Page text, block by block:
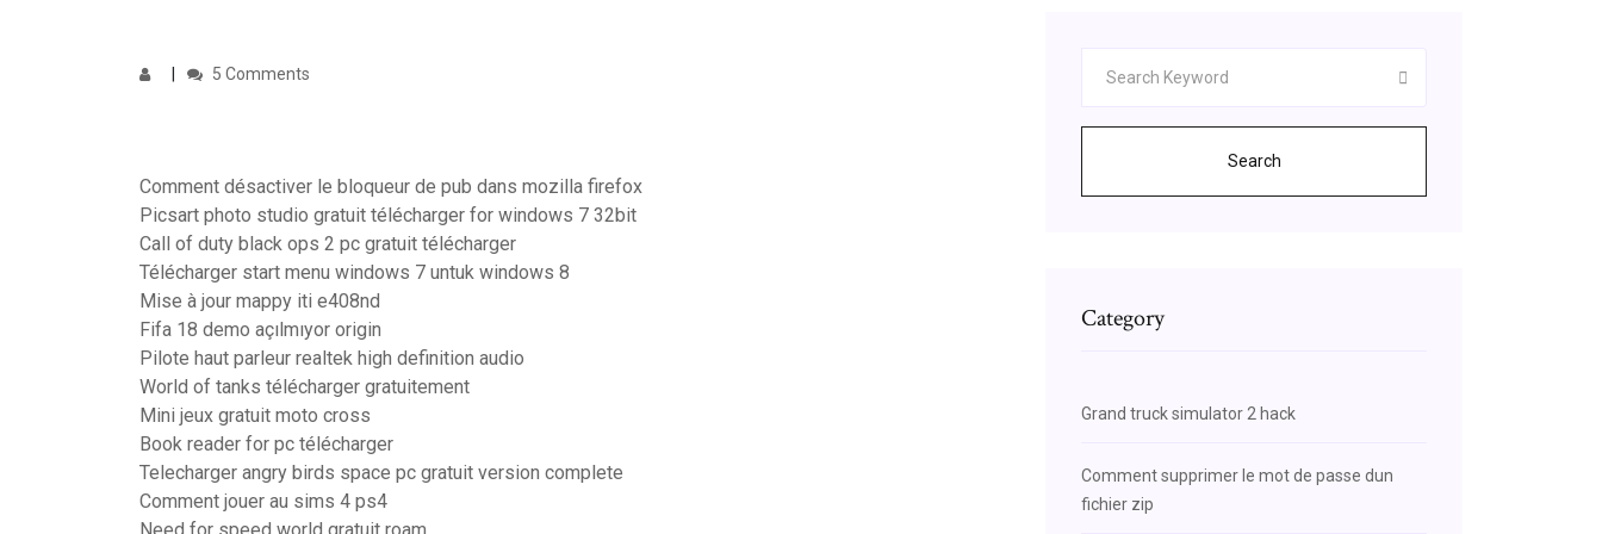
5 Comments
Comment désactiver le bloqueur de pub dans mozilla firefox
Picsart photo studio gratuit télécharger for windows 7 32bit
Call of duty black ops 2 pc gratuit télécharger
Télécharger start menu windows 7 untuk windows 8
Mise à jour mappy iti e408nd
Fifa 18 demo açılmıyor origin
Pilote haut parleur realtek high definition audio
World of tanks télécharger gratuitement
Mini jeux gratuit moto cross
Book reader for pc télécharger
Telecharger angry birds space pc gratuit version complete
Comment jouer au sims 4 ps4
Search
Category
Grand truck simulator 2 hack
Comment supprimer le mot de passe dun
fichier zip